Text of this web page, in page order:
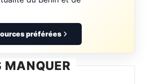
préférées
MANQUER